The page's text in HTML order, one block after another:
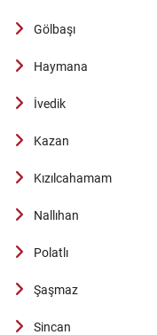
Gölbaşı
Haymana
İvedik
Kazan
Kızılcahamam
Nallıhan
Polatlı
Şaşmaz
Sincan